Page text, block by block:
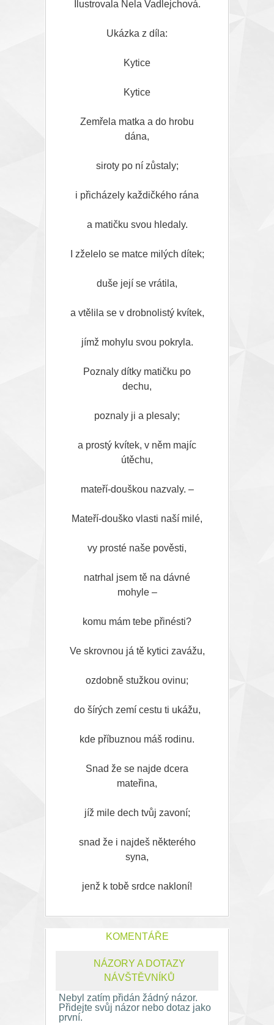
Ilustrovala Nela Vadlejchová.
Ukázka z díla:
Kytice
Kytice
Zemřela matka a do hrobu
dána,
siroty po ní zůstaly;
i přicházely každičkého rána
a matičku svou hledaly.
I zželelo se matce milých dítek;
duše její se vrátila,
a vtělila se v drobnolistý kvítek,
jímž mohylu svou pokryla.
Poznaly dítky matičku po
dechu,
poznaly ji a plesaly;
a prostý kvítek, v něm majíc
útěchu,
mateří-douškou nazvaly. –
Mateří-douško vlasti naší milé,
vy prosté naše pověsti,
natrhal jsem tě na dávné
mohyle –
komu mám tebe přinésti?
Ve skrovnou já tě kytici zavážu,
ozdobně stužkou ovinu;
do šírých zemí cestu ti ukážu,
kde příbuznou máš rodinu.
Snad že se najde dcera
mateřina,
jíž mile dech tvůj zavoní;
snad že i najdeš některého
syna,
jenž k tobě srdce nakloní!
KOMENTÁŘE
NÁZORY A DOTAZY
NÁVŠTĚVNÍKŮ
Nebyl zatím přidán žádný názor.
Přidejte svůj názor nebo dotaz jako
první.